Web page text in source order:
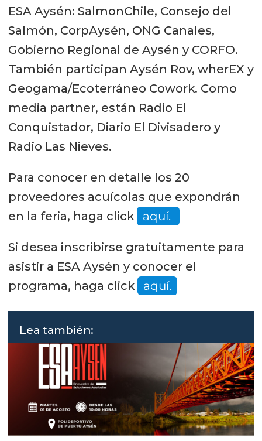
ESA Aysén: SalmonChile, Consejo del
Salmón, CorpAysén, ONG Canales,
Gobierno Regional de Aysén y CORFO.
También participan Aysén Rov, wherEX y
Geogama/Ecoterráneo Cowork. Como
media partner, están Radio El
Conquistador, Diario El Divisadero y
Radio Las Nieves.
Para conocer en detalle los 20
proveedores acuícolas que expondrán
en la feria, haga click
aquí.
Si desea inscribirse gratuitamente para
asistir a ESA Aysén y conocer el
programa, haga click
aquí.
Lea también: